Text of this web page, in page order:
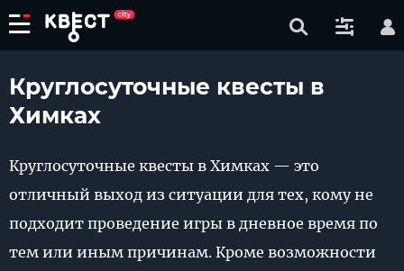
Круглосуточные квесты в
Химках
Круглосуточные квесты в Химках — это
отличный выход из ситуации для тех, кому не
подходит проведение игры в дневное время по
тем или иным причинам. Кроме возможности